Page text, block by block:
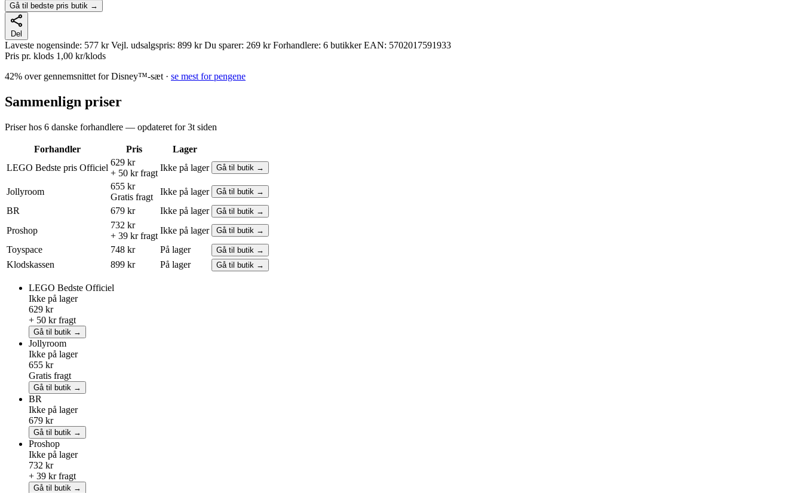
Gå til bedste pris butik →
Del
Laveste nogensinde: 577 kr Vejl. udsalgspris: 899 kr Du sparer: 269 kr Forhandlere: 6 butikker EAN: 5702017591933
Pris pr. klods 1,00 kr/klods
42% over gennemsnittet for Disney™-sæt · se mest for pengene
Sammenlign priser
Priser hos 6 danske forhandlere — opdateret for 3t siden
Forhandler Pris
Lager
LEGO Bedste pris Officiel
629 kr
+ 50 kr fragt
Ikke på lager Gå til butik →
Jollyroom
655 kr
Gratis fragt
Ikke på lager Gå til butik →
BR 679 kr Ikke på lager Gå til butik →
Proshop
732 kr
+ 39 kr fragt
Ikke på lager Gå til butik →
Toyspace 748 kr På lager Gå til butik →
Klodskassen 899 kr På lager Gå til butik →
LEGO Bedste Officiel
Ikke på lager
629 kr
+ 50 kr fragt
Gå til butik →
Jollyroom
Ikke på lager
655 kr
Gratis fragt
Gå til butik →
BR
Ikke på lager
679 kr
Gå til butik →
Proshop
Ikke på lager
732 kr
+ 39 kr fragt
Gå til butik →